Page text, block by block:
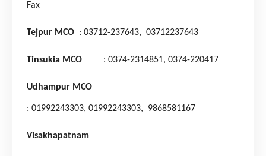
Fax
Tejpur MCO : 03712-237643, 03712237643
Tinsukia MCO : 0374-2314851, 0374-220417
Udhampur MCO
: 01992243303, 01992243303, 9868581167
Visakhapatnam